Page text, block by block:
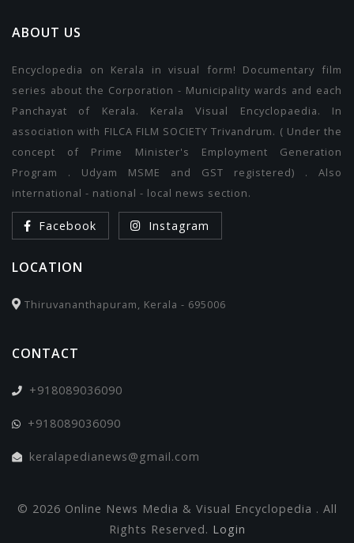
ABOUT US
Encyclopedia on Kerala in visual form! Documentary film
series about the Corporation - Municipality wards and each
Panchayat of Kerala. Kerala Visual Encyclopaedia. In
association with FILCA FILM SOCIETY Trivandrum. ( Under the
concept of Prime Minister's Employment Generation
Program . Udyam MSME and GST registered) . Also
international - national - local news section.
Facebook Instagram
LOCATION
Thiruvananthapuram, Kerala - 695006
CONTACT
+918089036090
+918089036090
keralapedianews@gmail.com
© 2026 Online News Media & Visual Encyclopedia . All
Rights Reserved. Login